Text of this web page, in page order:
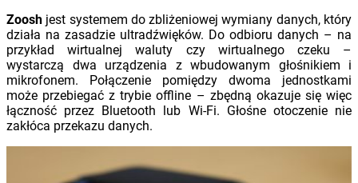
Zoosh jest systemem do zbliżeniowej wymiany danych, który
działa na zasadzie ultradźwięków. Do odbioru danych – na
przykład wirtualnej waluty czy wirtualnego czeku –
wystarczą dwa urządzenia z wbudowanym głośnikiem i
mikrofonem. Połączenie pomiędzy dwoma jednostkami
może przebiegać z trybie offline – zbędną okazuje się więc
łączność przez Bluetooth lub Wi-Fi. Głośne otoczenie nie
zakłóca przekazu danych.